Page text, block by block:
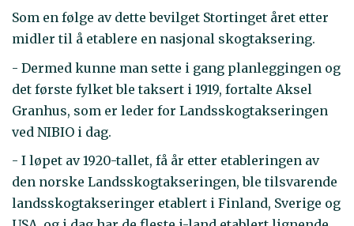
Som en følge av dette bevilget Stortinget året etter
midler til å etablere en nasjonal skogtaksering.
- Dermed kunne man sette i gang planleggingen og
det første fylket ble taksert i 1919, fortalte Aksel
Granhus, som er leder for Landsskogtakseringen
ved NIBIO i dag.
- I løpet av 1920-tallet, få år etter etableringen av
den norske Landsskogtakseringen, ble tilsvarende
landsskogtakseringer etablert i Finland, Sverige og